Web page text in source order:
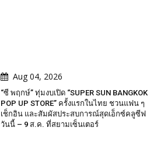
Aug 04, 2026
“ซี พฤกษ์” ทุ่มงบเปิด “SUPER SUN BANGKOK
POP UP STORE” ครั้งแรกในไทย ชวนแฟน ๆ
เช็กอิน และสัมผัสประสบการณ์สุดเอ็กซ์คลูซีฟ
วันนี้ – 9 ส.ค. ที่สยามเซ็นเตอร์